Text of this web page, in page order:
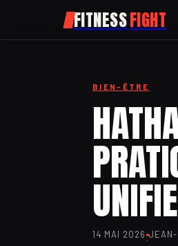
FITNESSFIGHT
BIEN-ÊTRE
14 MAI 2026·JEAN-